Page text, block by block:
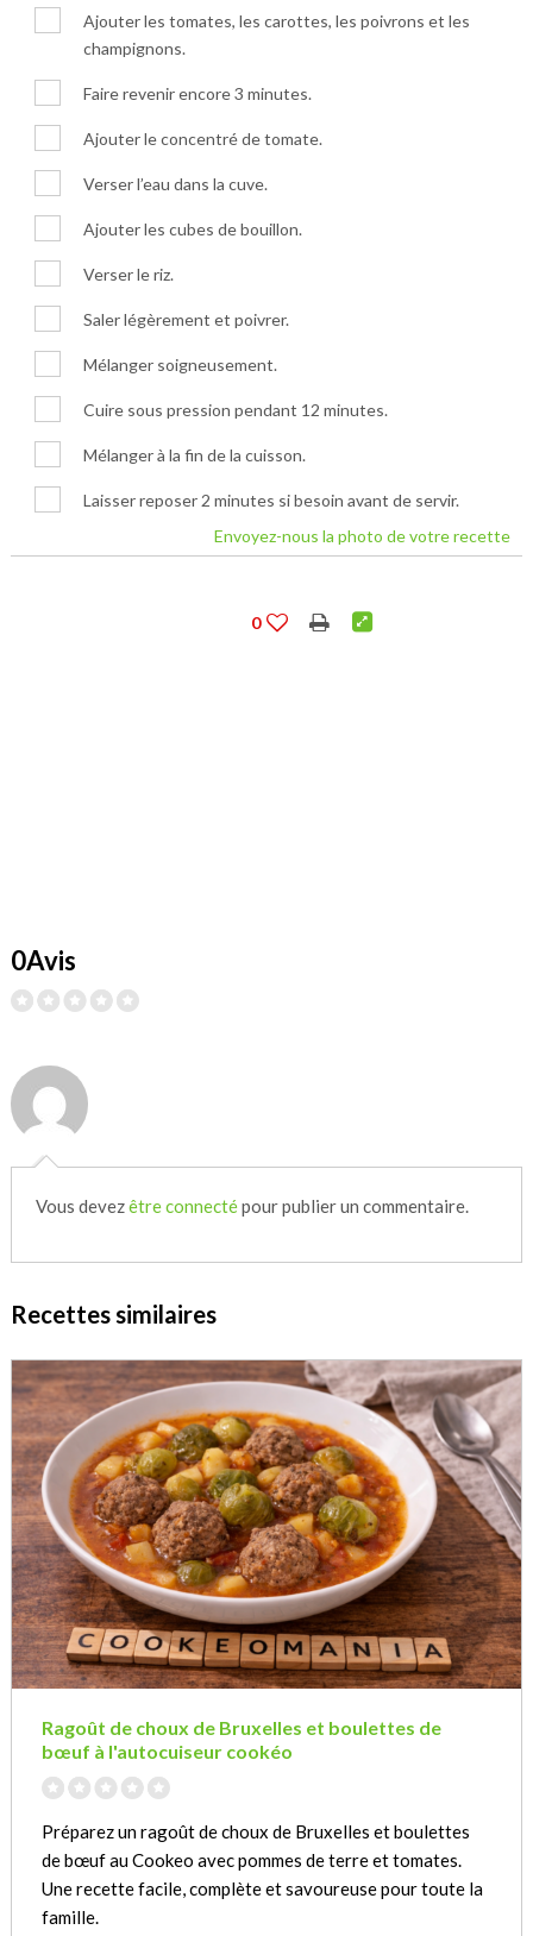
Ajouter les tomates, les carottes, les poivrons et les
champignons.
Faire revenir encore 3 minutes.
Ajouter le concentré de tomate.
Verser l’eau dans la cuve.
Ajouter les cubes de bouillon.
Verser le riz.
Saler légèrement et poivrer.
Mélanger soigneusement.
Cuire sous pression pendant 12 minutes.
Mélanger à la fin de la cuisson.
Laisser reposer 2 minutes si besoin avant de servir.
Envoyez-nous la photo de votre recette
0
0Avis
Vous devezêtre connectépour publier un commentaire.
Recettes similaires
Ragoût de choux de Bruxelles et boulettes de
bœuf à l'autocuiseur cookéo
Préparez un ragoût de choux de Bruxelles et boulettes
de bœuf au Cookeo avec pommes de terre et tomates.
Une recette facile, complète et savoureuse pour toute la
famille.